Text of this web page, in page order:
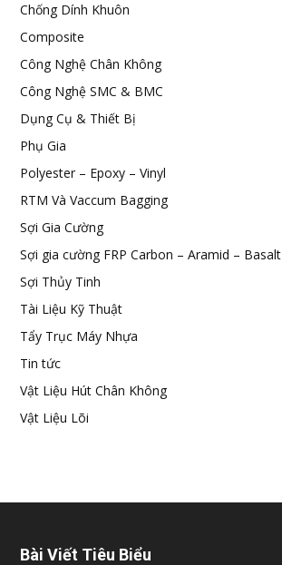
Chống Dính Khuôn
Composite
Công Nghệ Chân Không
Công Nghệ SMC & BMC
Dụng Cụ & Thiết Bị
Phụ Gia
Polyester – Epoxy – Vinyl
RTM Và Vaccum Bagging
Sợi Gia Cường
Sợi gia cường FRP Carbon – Aramid – Basalt
Sợi Thủy Tinh
Tài Liệu Kỹ Thuật
Tẩy Trục Máy Nhựa
Tin tức
Vật Liệu Hút Chân Không
Vật Liệu Lõi
Bài Viết Tiêu Biểu